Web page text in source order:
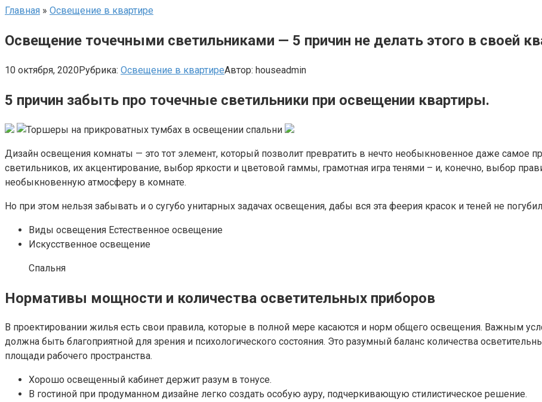
Главная » Освещение в квартире
Освещение точечными светильниками — 5 причин не делать этого в своей
10 октября, 2020Рубрика: Освещение в квартиреАвтор: houseadmin
5 причин забыть про точечные светильники при освещении квартиры.
Дизайн освещения комнаты — это тот элемент, который позволит превратить в нечто необыкновенное даже самое
светильников, их акцентирование, выбор яркости и цветовой гаммы, грамотная игра тенями – и, конечно, выбор
необыкновенную атмосферу в комнате.
Но при этом нельзя забывать и о сугубо унитарных задачах освещения, дабы вся эта феерия красок и теней не
Виды освещения Естественное освещение
Искусственное освещение
Спальня
Нормативы мощности и количества осветительных приборов
В проектировании жилья есть свои правила, которые в полной мере касаются и норм общего освещения. Важным
должна быть благоприятной для зрения и психологического состояния. Это разумный баланс количества
площади рабочего пространства.
Хорошо освещенный кабинет держит разум в тонусе.
В гостиной при продуманном дизайне легко создать особую ауру, подчеркивающую стилистическое решение.